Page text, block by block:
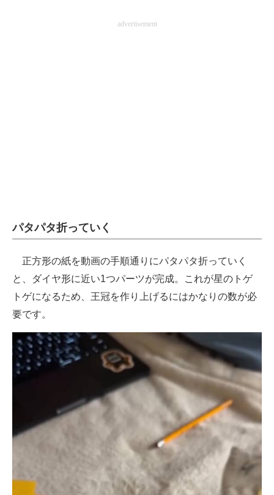
advertisement
パタパタ折っていく
正方形の紙を動画の手順通りにパタパタ折っていく
と、ダイヤ形に近い1つパーツが完成。これが星のトゲ
トゲになるため、王冠を作り上げるにはかなりの数が必
要です。